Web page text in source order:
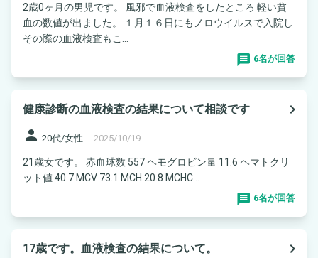
2歳0ヶ月の男児です。 風邪で血液検査をしたところ 軽い貧
血の数値が出ました。 １月１６日にもノロウイルスで入院し
その際の血液検査もこ...
6名が回答
健康診断の血液検査の結果について相談です
navigate_next
person 20代/女性 - 2025/10/19
21歳女です。 赤血球数 557 ヘモグロビン量 11.6 ヘマトクリ
ット値 40.7 MCV 73.1 MCH 20.8 MCHC...
6名が回答
17歳です。血液検査の結果について。
navigate_next